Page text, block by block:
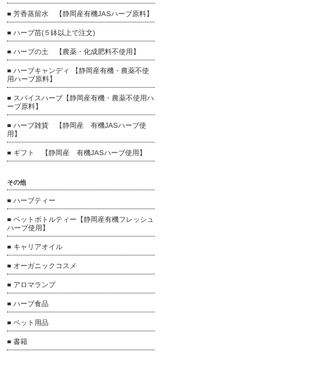
■ 芳香蒸留水 【静岡産有機JASハーブ原料】
■ ハーブ苗(５鉢以上で注文)
■ ハーブの土 【農薬・化成肥料不使用】
■ ハーブキャンディ 【静岡産有機・農薬不使
用ハーブ原料】
■ スパイスハーブ【静岡産有機・農薬不使用ハ
ーブ原料】
■ ハーブ雑貨 【静岡産 有機JASハーブ使
用】
■ ギフト 【静岡産 有機JASハーブ使用】
その他
■ ハーブティー
■ ペットボトルティー【静岡産有機フレッシュ
ハーブ使用】
■ キャリアオイル
■ オーガニックコスメ
■ アロマランプ
■ ハーブ食品
■ ペット用品
■ 書籍